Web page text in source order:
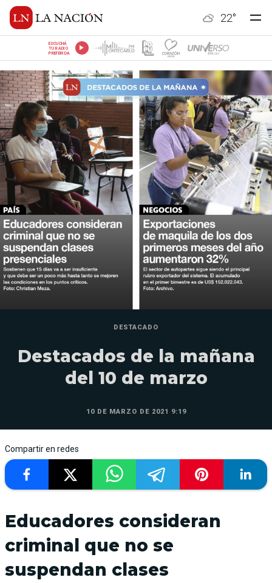
22°
ESCUCHÁ
TU RADIO
PREFERIDA
DESTACADO
Destacados de la mañana
del 10 de marzo
10 DE MARZO DE 2021 9:19
Compartir en redes
Educadores consideran
criminal que no se
suspendan clases